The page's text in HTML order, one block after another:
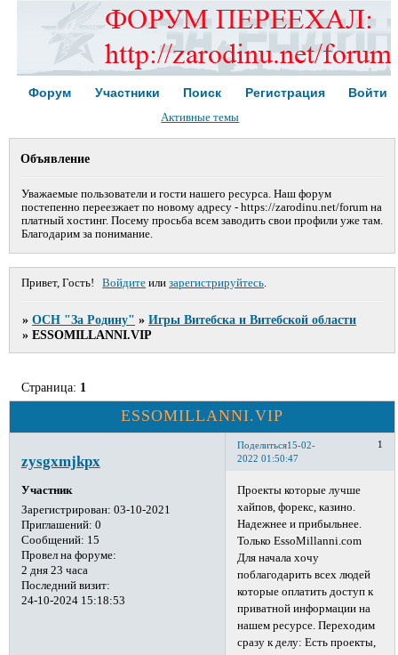
Форум Участники Поиск Регистрация Войти
Активные темы
Объявление
Уважаемые пользователи и гости нашего ресурса. Наш форум
постепенно переезжает по новому адресу - https://zarodinu.net/forum на
платный хостинг. Посему просьба всем заводить свои профили уже там.
Благодарим за понимание.
Привет, Гость! Войдите илизарегистрируйтесь.
»ОСН "За Родину" »Игры Витебска и Витебской области
»ESSOMILLANNI.VIP
ESSOMILLANNI.VIP
Страница: 1
Поделиться 1
15-02-
2022 01:50:47
zysgxmjkpx
Участник
Зарегистрирован: 03-10-2021
Приглашений: 0
Сообщений: 15
Провел на форуме:
2 дня 23 часа
Последний визит:
24-10-2024 15:18:53
Проекты которые лучше
хайпов, форекс, казино.
Надежнее и прибыльнее.
Только EssoMillanni.com
Для начала хочу
поблагодарить всех людей
которые оплатить доступ к
приватной информации на
нашем ресурсе. Переходим
сразу к делу: Есть проекты,